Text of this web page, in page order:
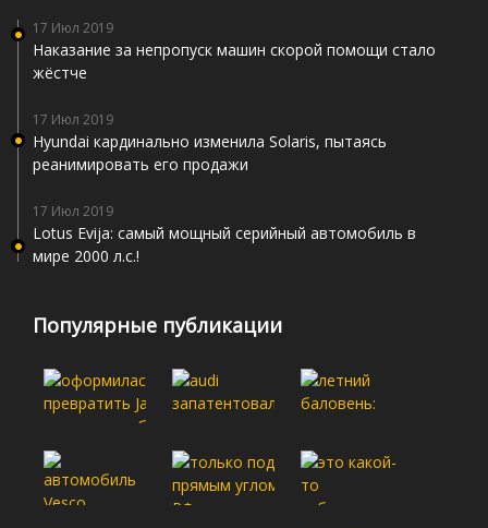
17 Июл 2019
Наказание за непропуск машин скорой помощи стало
жёстче
17 Июл 2019
Hyundai кардинально изменила Solaris, пытаясь
реанимировать его продажи
17 Июл 2019
Lotus Evija: самый мощный серийный автомобиль в
мире 2000 л.с.!
Популярные публикации